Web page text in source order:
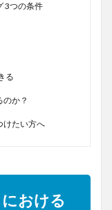
3つの条件
る
か？
けたい方へ
おける